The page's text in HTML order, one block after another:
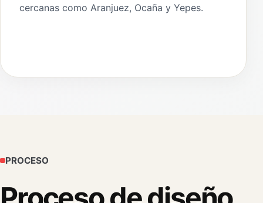
cercanas como Aranjuez, Ocaña y Yepes.
PROCESO